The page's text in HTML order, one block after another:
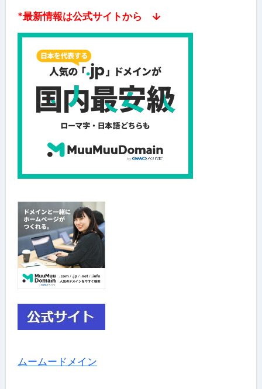
*最新情報は公式サイトから ↓
ムームードメイン